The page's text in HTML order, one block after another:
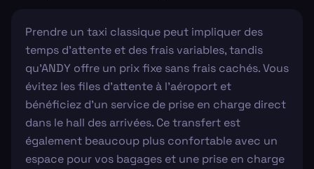
Prendre un taxi classique peut impliquer des
temps d'attente et des frais variables, tandis
qu'ANDY offre un prix fixe sans frais cachés. Vous
évitez les files d'attente à l'aéroport et
bénéficiez d'un service de prise en charge direct
dans le hall des arrivées. Ce transfert est
également beaucoup plus confortable avec un
espace pour vos bagages et une prise en charge